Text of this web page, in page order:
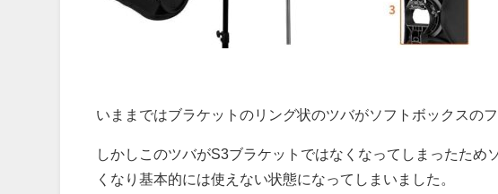
いままではブラケットのリング状のツバがソフトボックスの
しかしこのツバがS3ブラケットではなくなってしまったため
くなり基本的には使えない状態になってしまいました。